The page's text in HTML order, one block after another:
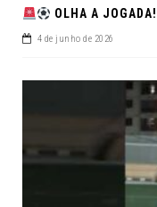
OLHA A JOGADA!
4 de junho de 2026